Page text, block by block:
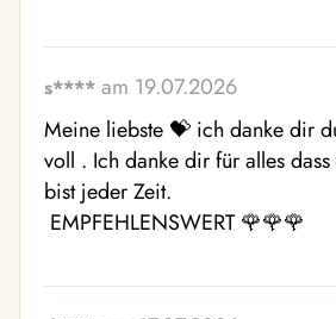
s**** am 19.07.2026
Meine liebste 💝 ich danke dir
voll . Ich danke dir für alles
bist jeder Zeit.
EMPFEHLENSWERT 🌹🌹🌹